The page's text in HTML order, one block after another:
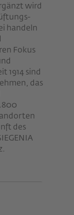
wird
handeln
Fokus
1914 sind
das
des